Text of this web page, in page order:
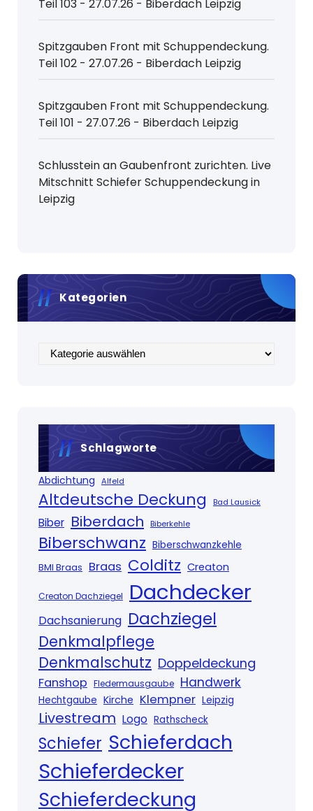
Teil 103 - 27.07.26 - Biberdach Leipzig
Spitzgauben Front mit Schuppendeckung.
Teil 102 - 27.07.26 - Biberdach Leipzig
Spitzgauben Front mit Schuppendeckung.
Teil 101 - 27.07.26 - Biberdach Leipzig
Schlusstein an Gaubenfront zurichten. Live
Mitschnitt Schiefer Schuppendeckung in
Leipzig
Kategorien
Kategorien
Schlagworte
Abdichtung Alfeld
Altdeutsche Deckung Bad Lausick
Biber Biberdach Biberkehle
Biberschwanz Biberschwanzkehle
BMI Braas Braas Colditz Creaton
Creaton Dachziegel Dachdecker
Dachsanierung Dachziegel
Denkmalpflege
Denkmalschutz Doppeldeckung
Fanshop Fledermausgaube Handwerk
Hechtgaube Kirche Klempner Leipzig
Livestream Logo Rathscheck
Schiefer Schieferdach
Schieferdecker
Schieferdeckung